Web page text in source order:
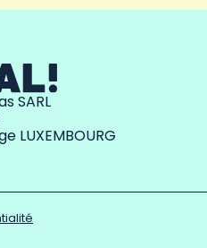
SARL
LUXEMBOURG